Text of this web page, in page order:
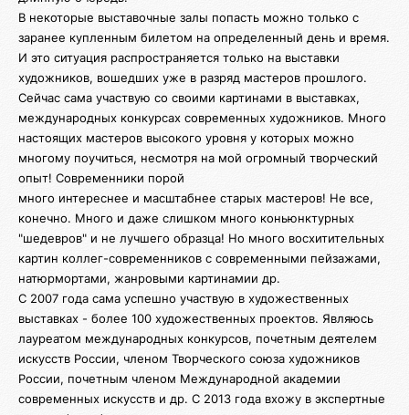
В некоторые выставочные залы попасть можно только с
заранее купленным билетом на определенный день и время.
И это ситуация распространяется только на выставки
художников, вошедших уже в разряд мастеров прошлого.
Сейчас сама участвую со своими картинами в выставках,
международных конкурсах современных художников. Много
настоящих мастеров высокого уровня у которых можно
многому поучиться, несмотря на мой огромный творческий
опыт! Современники порой
много интереснее и масштабнее старых мастеров! Не все,
конечно. Много и даже слишком много коньюнктурных
"шедевров" и не лучшего образца! Но много восхитительных
картин коллег-современников с современными пейзажами,
натюрмортами, жанровыми картинамии др.
С 2007 года сама успешно участвую в художественных
выставках - более 100 художественных проектов. Являюсь
лауреатом международных конкурсов, почетным деятелем
искусств России, членом Творческого союза художников
России, почетным членом Международной академии
современных искусств и др. С 2013 года вхожу в экспертные